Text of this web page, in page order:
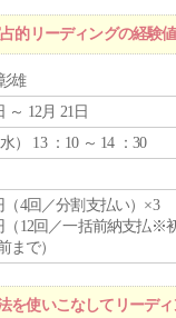
的リーディングの経験
雄
～ 12月 21日
水） 13 ：10 ～ 14 ：30
（4回／分割支払い）×3
（12回／一括前納支払※
まで）
使いこなしてリーディ